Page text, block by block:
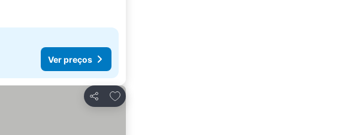
Ver preços
Partilhar
Adicionar aos favoritos